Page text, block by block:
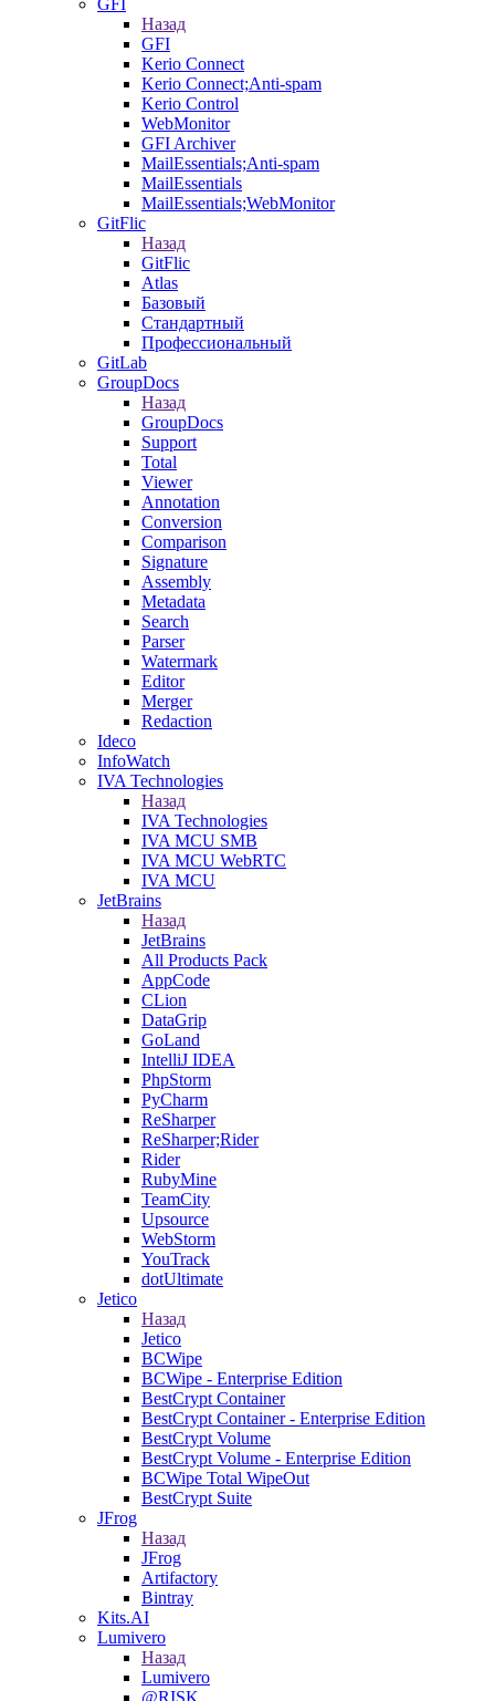
GFI
Назад
GFI
Kerio Connect
Kerio Connect;Anti-spam
Kerio Control
WebMonitor
GFI Archiver
MailEssentials;Anti-spam
MailEssentials
MailEssentials;WebMonitor
GitFlic
Назад
GitFlic
Atlas
Базовый
Стандартный
Профессиональный
GitLab
GroupDocs
Назад
GroupDocs
Support
Total
Viewer
Annotation
Conversion
Comparison
Signature
Assembly
Metadata
Search
Parser
Watermark
Editor
Merger
Redaction
Ideco
InfoWatch
IVA Technologies
Назад
IVA Technologies
IVA MCU SMB
IVA MCU WebRTC
IVA MCU
JetBrains
Назад
JetBrains
All Products Pack
AppCode
CLion
DataGrip
GoLand
IntelliJ IDEA
PhpStorm
PyCharm
ReSharper
ReSharper;Rider
Rider
RubyMine
TeamCity
Upsource
WebStorm
YouTrack
dotUltimate
Jetico
Назад
Jetico
BCWipe
BCWipe - Enterprise Edition
BestCrypt Container
BestCrypt Container - Enterprise Edition
BestCrypt Volume
BestCrypt Volume - Enterprise Edition
BCWipe Total WipeOut
BestCrypt Suite
JFrog
Назад
JFrog
Artifactory
Bintray
Kits.AI
Lumivero
Назад
Lumivero
@RISK